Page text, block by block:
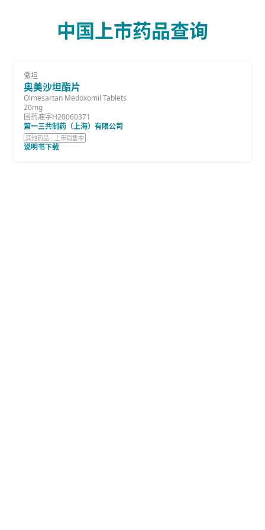
中国上市药品查询
傲坦
奥美沙坦酯片
Olmesartan Medoxomil Tablets
20mg
国药准字H20060371
第一三共制药（上海）有限公司
其他药品 · 上市销售中
说明书下载